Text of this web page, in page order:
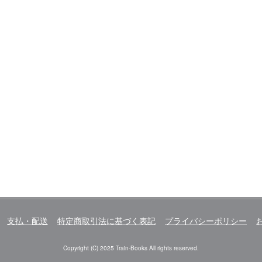
支払・配送 特定商取引法に基づく表記 プライバシーポリシー
Copyright (C) 2025 Train-Books All rights reserved.